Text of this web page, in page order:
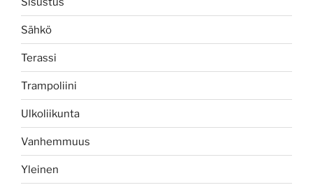
Sähkö
Terassi
Trampoliini
Ulkoliikunta
Vanhemmuus
Yleinen